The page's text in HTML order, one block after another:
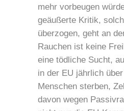
mehr vorbeugen
geäußerte Kritik,
überzogen, geht an
Rauchen ist keine
eine tödliche Sucht,
in der EU jährlich
Menschen sterben,
davon wegen